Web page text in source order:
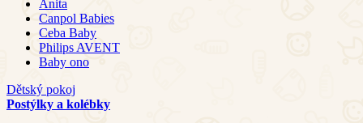
Anita
Canpol Babies
Ceba Baby
Philips AVENT
Baby ono
Dětský pokoj
Postýlky a kolébky